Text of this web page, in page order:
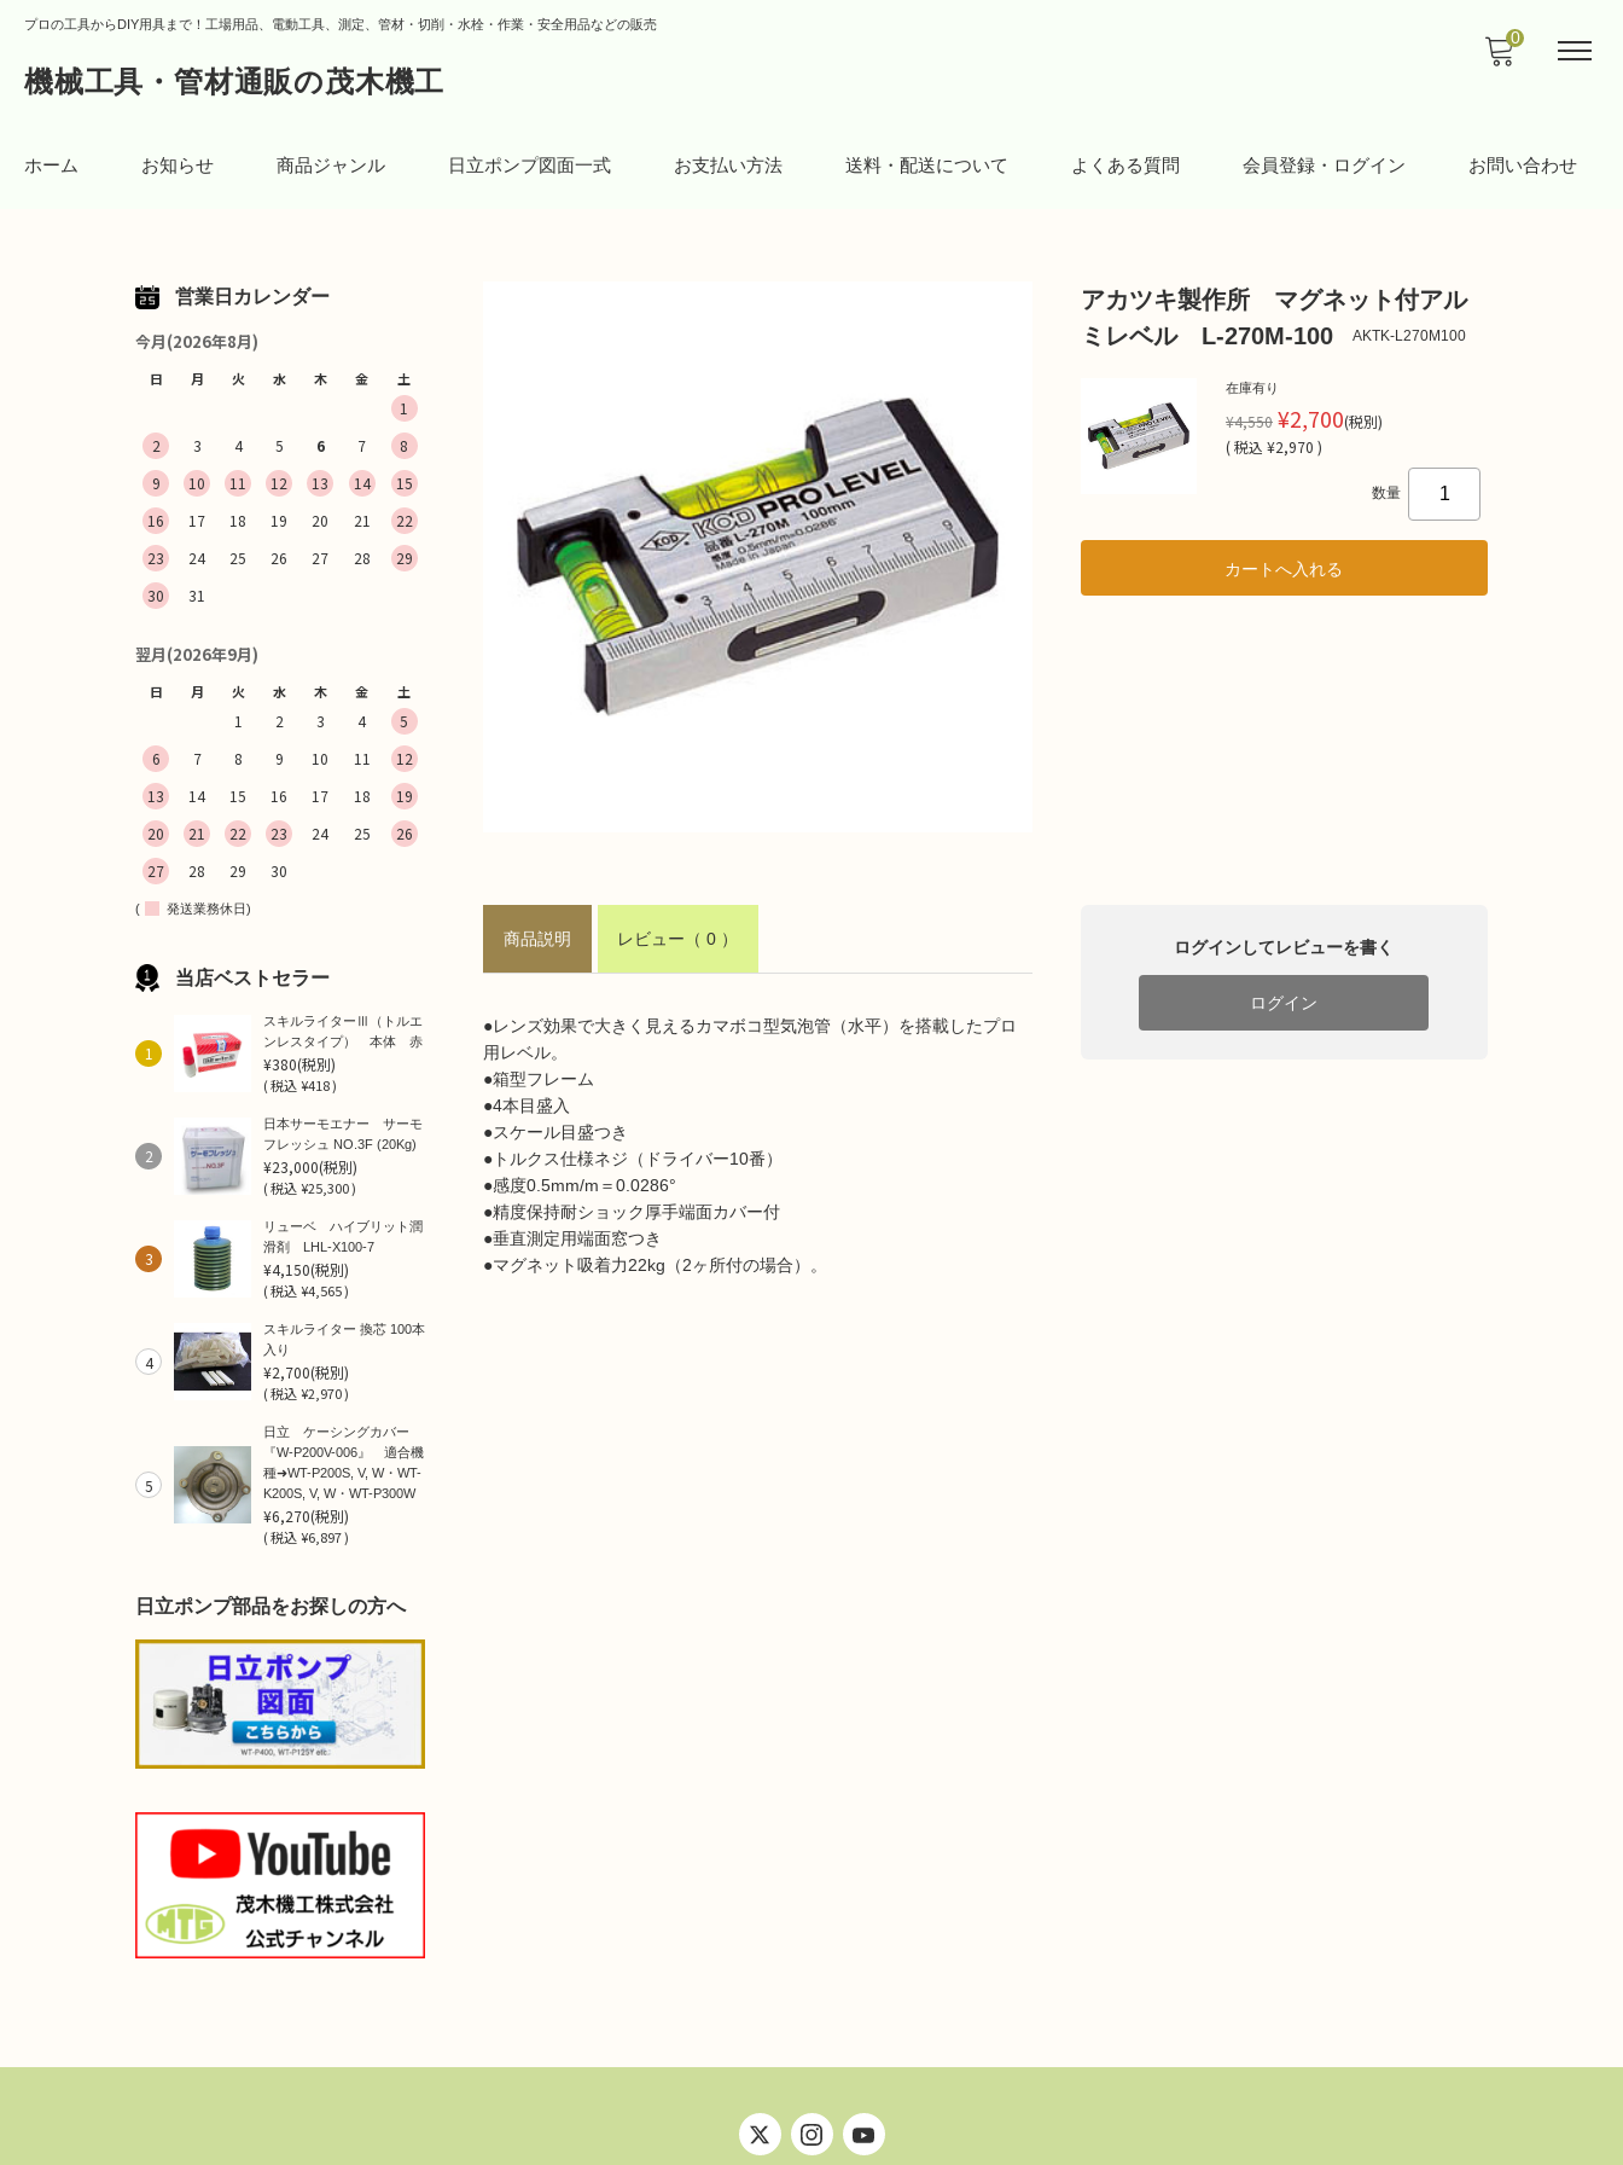
プロの工具からDIY用具まで！工場用品、電動工具、測定、管材・切削・水栓・作業・安全用品などの販売
機械工具・管材通販の茂木機工
ホーム お知らせ 商品ジャンル 日立ポンプ図面一式 お支払い方法 送料・配送について よくある質問 会員登録・ログイン お問い合わせ
0
アカツキ製作所 マグネット付アル
ミレベル L-270M-100
AKTK-L270M100
在庫有り
¥4,550¥2,700(税別)
(税込 ¥2,970 )
数量
商品説明 レビュー （ 0 ）
●レンズ効果で大きく見えるカマボコ型気泡管（水平）を搭載したプロ
用レベル。
●箱型フレーム
●4本目盛入
●スケール目盛つき
●トルクス仕様ネジ（ドライバー10番）
●感度0.5mm/m＝0.0286°
●精度保持耐ショック厚手端面カバー付
●垂直測定用端面窓つき
●マグネット吸着力22kg（2ヶ所付の場合）。
ログインしてレビューを書く
ログイン
営業日カレンダー
今月(2026年8月)
日 月 火 水 木 金 土
1
2
3 4 5 6 7
8
9
10 11 12 13 14
15
16
17 18 19 20 21
22
23
24 25 26 27 28
29
30
31
翌月(2026年9月)
日 月 火 水 木 金 土
1 2 3 4
5
6
7 8 9 10 11
12
13
14 15 16 17 18
19
20
21 22 23 24 25
26
27
28 29 30
( 発送業務休日)
当店ベストセラー
1
スキルライターⅢ（トルエ
ンレスタイプ） 本体 赤
¥380(税別)
(税込¥418 )
2
日本サーモエナー サーモ
フレッシュ NO.3F (20Kg)
¥23,000(税別)
(税込¥25,300 )
3
リューベ ハイブリット潤
滑剤 LHL-X100-7
¥4,150(税別)
(税込¥4,565 )
4
スキルライター 換芯 100本
入り
¥2,700(税別)
(税込¥2,970 )
5
日立 ケーシングカバー
『W-P200V-006』 適合機
種➜WT-P200S, V, W・WT-
K200S, V, W・WT-P300W
¥6,270(税別)
(税込¥6,897 )
日立ポンプ部品をお探しの方へ